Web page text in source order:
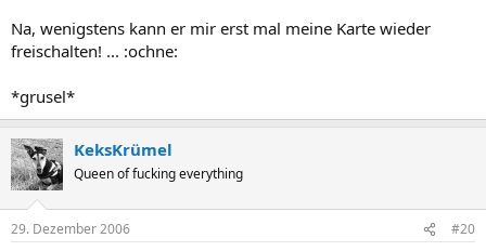
Na, wenigstens kann er mir erst mal meine Karte wieder
freischalten! ... :ochne:
*grusel*
KeksKrümel
Queen of fucking everything
29. Dezember 2006 #20